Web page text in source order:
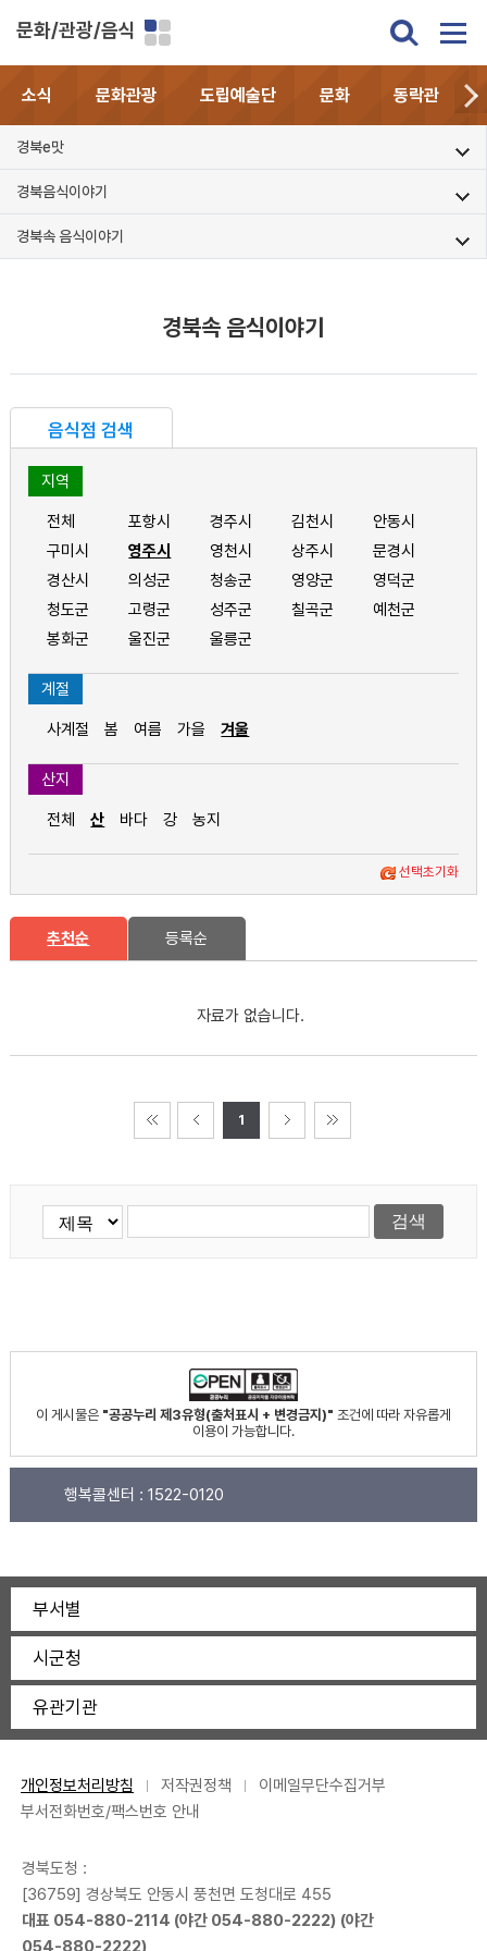
문화/관광/음식
소식 문화관광 도립예술단 문화 동락관
경북e맛
경북음식이야기
경북속 음식이야기
경북속 음식이야기
음식점 검색
지역
전체 포항시 경주시 김천시
안동시
구미시
영주시 영천시 상주시
문경시
경산시
의성군 청송군 영양군
영덕군
청도군
고령군 성주군 칠곡군
예천군
봉화군
울진군 울릉군
계절
사계절 봄 여름 가을 겨울
산지
전체 산 바다 강 농지
선택초기화
추천순 등록순
자료가 없습니다.
1
이 게시물은 "공공누리 제3유형(출처표시 + 변경금지)" 조건에 따라 자유롭게
이용이 가능합니다.
행복콜센터 : 1522-0120
부서별
시군청
유관기관
개인정보처리방침 저작권정책
이메일무단수집거부
부서전화번호/팩스번호 안내
경북도청 :
[36759] 경상북도 안동시 풍천면 도청대로 455
대표 054-880-2114 (야간 054-880-2222) (야간
054-880-2222)